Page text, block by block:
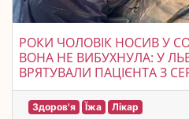
РОКИ ЧОЛОВІК НОСИВ У
ВОНА НЕ ВИБУХНУЛА: У
ВРЯТУВАЛИ ПАЦІЄНТА З
Здоров'я Їжа Лікар